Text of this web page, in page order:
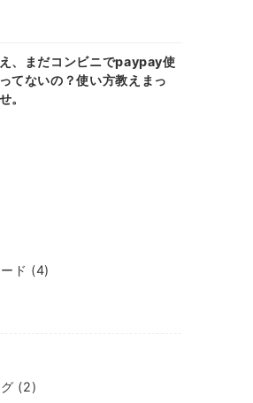
え、まだコンビニでpaypay使
ってないの？使い方教えまっ
せ。
ド (4)
(2)